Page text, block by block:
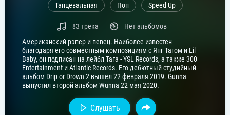
Танцевальная
Поп Speed Up
83 трека
Нет альбомов
Американский рэпер и певец. Наиболее известен
благодаря его совместным композициям с Янг Тагом и Lil
Baby, он подписан на лейбл Тага - YSL Records, а также 300
Entertainment и Atlantic Records. Его дебютный студийный
альбом Drip or Drown 2 вышел 22 февраля 2019. Gunna
выпустил второй альбом Wunna 22 мая 2020.
Слушать